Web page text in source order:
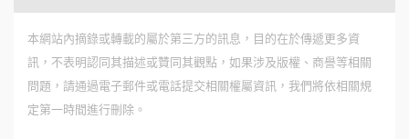
本網站內摘錄或轉載的屬於第三方的訊息，目的在於傳遞更多資
訊，不表明認同其描述或贊同其觀點，如果涉及版權、商譽等相關
問題，請通過電子郵件或電話提交相關權屬資訊，我們將依相關規
定第一時間進行刪除。